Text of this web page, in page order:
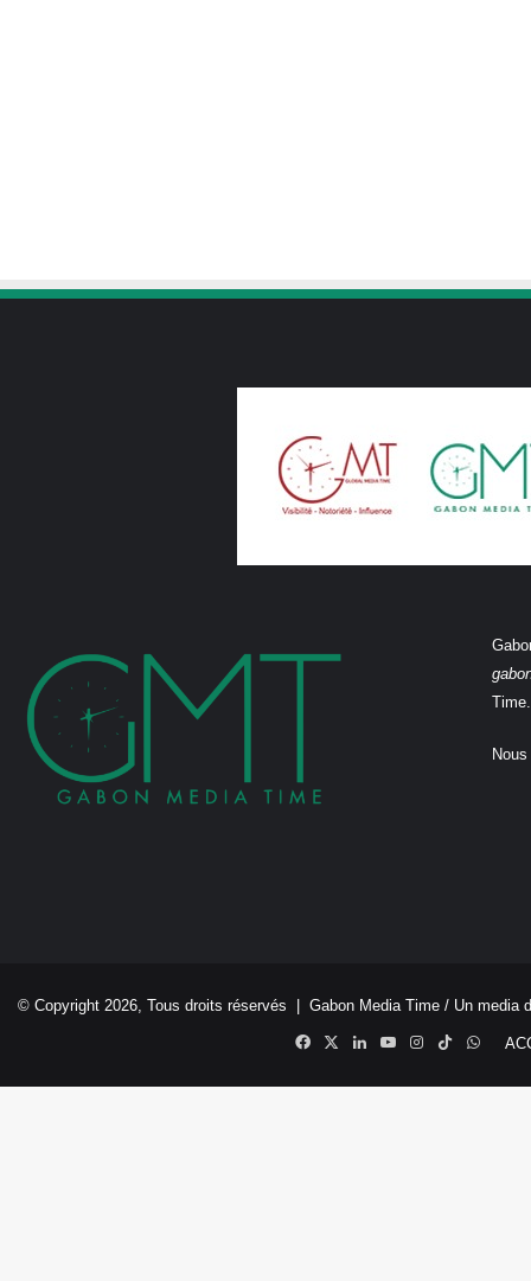
Time.
© Copyright 2026, Tous droits réservés | Gabon Media Time / Un media
Facebook
X LinkedinYouTubeInstagram
TikTok